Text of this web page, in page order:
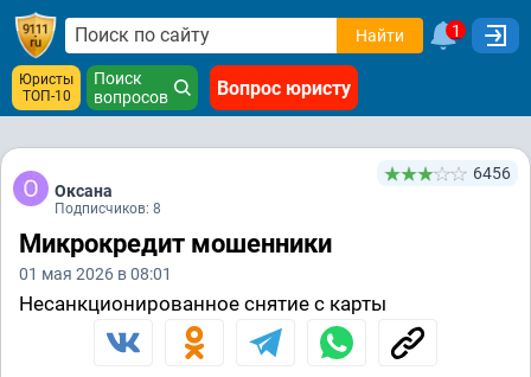
Найти 1
Юристы
ТОП-10
Поиск
вопросов
Вопрос юристу
Оксана
Подписчиков: 8
6456
Микрокредит мошенники
01 мая 2026 в 08:01
Несанкционированное снятие с карты